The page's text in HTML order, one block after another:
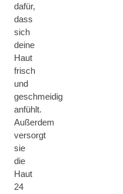
dafür,
dass
sich
deine
Haut
frisch
und
geschmeidig
anfühlt.
Außerdem
versorgt
sie
die
Haut
24